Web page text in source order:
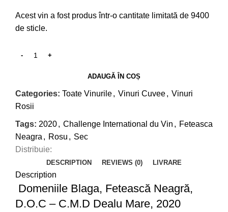
Acest vin a fost produs într-o cantitate limitată de 9400
de sticle.
ADAUGĂ ÎN COȘ
Categories: Toate Vinurile, Vinuri Cuvee, Vinuri
Rosii
Tags: 2020, Challenge International du Vin , Feteasca
Neagra , Rosu , Sec
Distribuie:
DESCRIPTION REVIEWS (0) LIVRARE
Description
Domeniile Blaga, Fetească Neagră,
D.O.C – C.M.D Dealu Mare, 2020